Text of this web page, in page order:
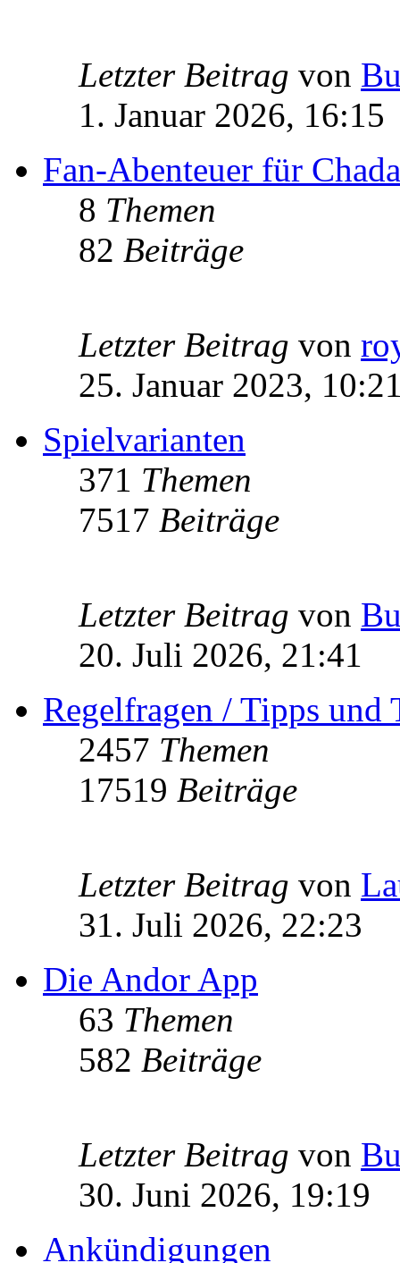
Letzter Beitrag von
1. Januar 2026, 16:15
Fan-Abenteuer für
8 Themen
82 Beiträge
Letzter Beitrag von
25. Januar 2023,
Spielvarianten
371 Themen
7517 Beiträge
Letzter Beitrag von
20. Juli 2026, 21:41
Regelfragen / Tipps und
2457 Themen
17519 Beiträge
Letzter Beitrag von
31. Juli 2026, 22:23
Die Andor App
63 Themen
582 Beiträge
Letzter Beitrag von
30. Juni 2026, 19:19
Ankündigungen